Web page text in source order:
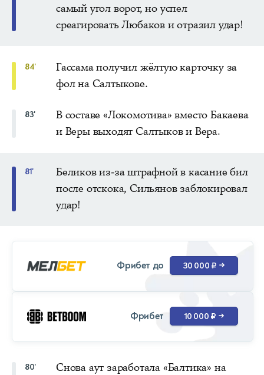
самый угол ворот, но успел
среагировать Любаков и отразил удар!
84'
Гассама получил жёлтую карточку за
фол на Салтыкове.
83'
В составе «Локомотива» вместо Бакаева
и Веры выходят Салтыков и Вера.
81'
Беликов из-за штрафной в касание бил
после отскока, Сильянов заблокировал
удар!
Фрибет до 30 000 ₽ →
Фрибет 10 000 ₽ →
80'
Снова аут заработала «Балтика» на